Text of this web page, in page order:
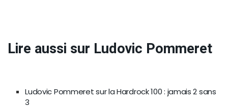
Lire aussi sur Ludovic Pommeret
Ludovic Pommeret sur la Hardrock 100 : jamais 2 sans
3